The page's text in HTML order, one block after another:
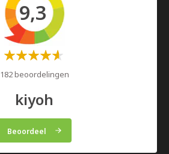
9,3
Waardering:
182 beoordelingen
kiyoh
Beoordeel